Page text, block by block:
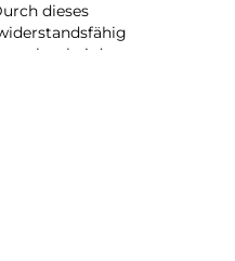
dieses
bei der